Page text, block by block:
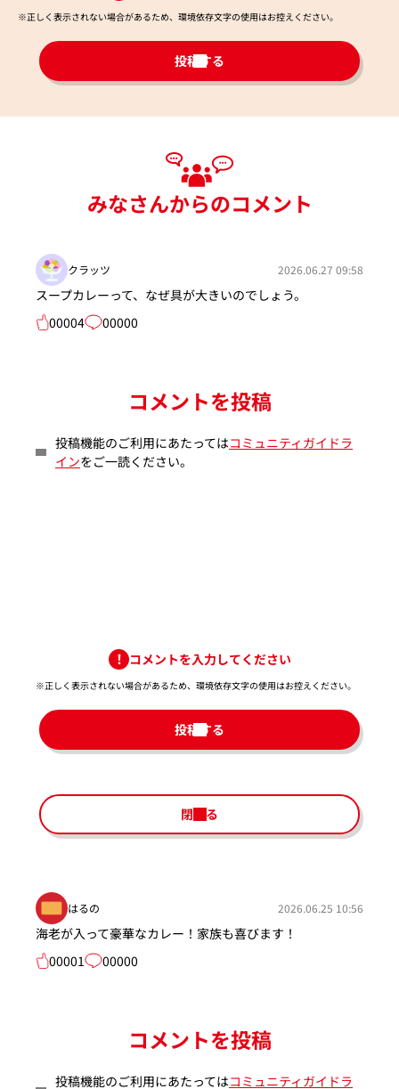
※正しく表示されない場合があるため、環境依存文字の使用はお控えください。​
投稿する
みなさんからのコメント
クラッツ 2026.06.27 09:58
スープカレーって、なぜ具が大きいのでしょう。
00004
00000
コメントを投稿
投稿機能のご利用にあたってはコミュニティガイドラ
インをご一読ください。
コメントを入力してください
※正しく表示されない場合があるため、環境依存文字の使用はお控えください。​
投稿する
閉じる
はるの 2026.06.25 10:56
海老が入って豪華なカレー！家族も喜びます！
00001
00000
コメントを投稿
投稿機能のご利用にあたってはコミュニティガイドラ